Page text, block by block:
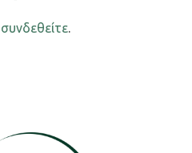
συνδεθείτε